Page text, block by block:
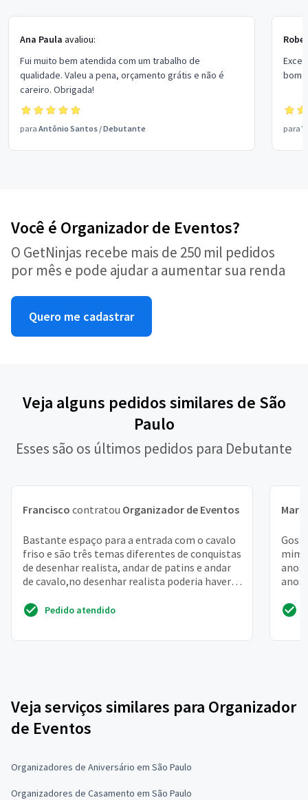
Ana Paula avaliou:
Fui muito bem atendida com um trabalho de
qualidade. Valeu a pena, orçamento grátis e não é
careiro. Obrigada!
para Antônio Santos /Debutante
bom
para
Você é Organizador de Eventos?
O GetNinjas recebe mais de 250 mil pedidos
por mês e pode ajudar a aumentar sua renda
Quero me cadastrar
Veja alguns pedidos similares de São
Paulo
Esses são os últimos pedidos para Debutante
Francisco contratou Organizador de Eventos
Bastante espaço para a entrada com o cavalo
friso e são três temas diferentes de conquistas
de desenhar realista, andar de patins e andar
de cavalo,no desenhar realista poderia haver
Pedido atendido
mim
anos
Veja serviços similares para Organizador
de Eventos
Organizadores de Aniversário em São Paulo
Organizadores de Casamento em São Paulo